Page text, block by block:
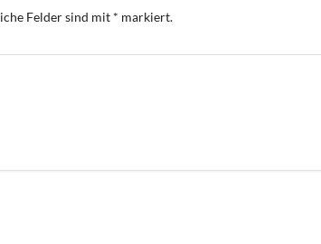
Felder sind mit * markiert.